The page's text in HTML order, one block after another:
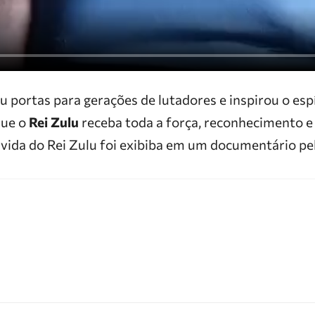
portas para gerações de lutadores e inspirou o
o Rei Zulu receba toda a força, reconhecimento
do Rei Zulu foi exibiba em um documentário